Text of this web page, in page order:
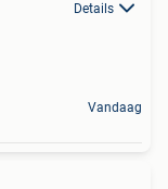
Details
Vandaag